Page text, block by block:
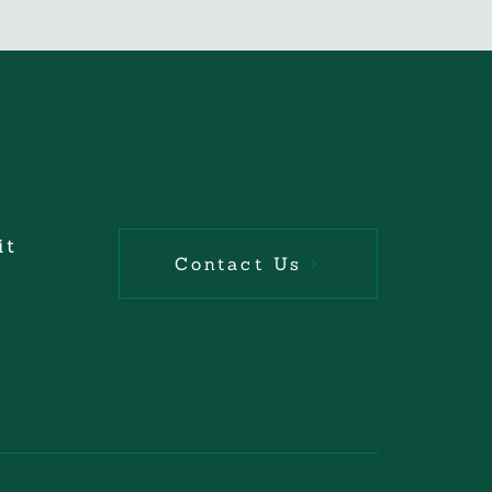
Contact Us